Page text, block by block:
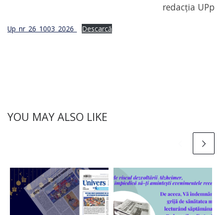
redacția UPp
Up_nr_26_1003_2026_ Descarcă
YOU MAY ALSO LIKE